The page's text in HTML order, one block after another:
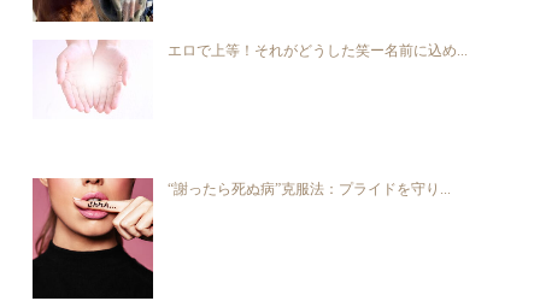
エロで上等！それがどうした笑ー名前に込め...
“謝ったら死ぬ病”克服法：プライドを守り...